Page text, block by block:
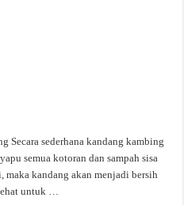
Secara sederhana kandang kambing
semua kotoran dan sampah sisa
kandang akan menjadi bersih
untuk …